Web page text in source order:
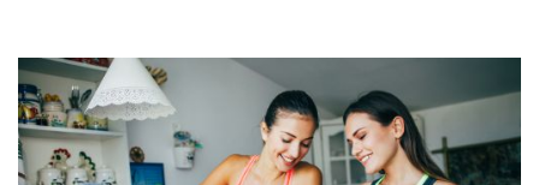
LE PLAISIR D’UN DESSERT GLACÉ, SANS LE SUCRE EN
TROP